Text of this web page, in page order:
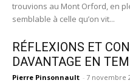
trouvions au Mont Orford, en
semblable à celle qu’on vit...
RÉFLEXIONS ET
DAVANTAGE EN
Pierre Pinsonnault - 7 novembre